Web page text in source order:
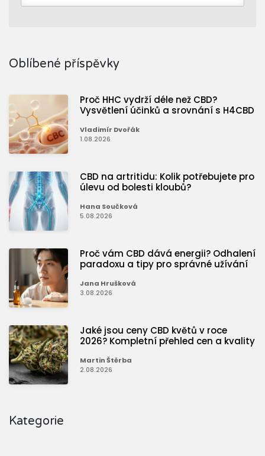
Oblíbené příspěvky
Proč HHC vydrží déle než CBD?
Vysvětlení účinků a srovnání s H4CBD
Vladimír Dvořák
1.08.2026
CBD na artritidu: Kolik potřebujete pro
úlevu od bolesti kloubů?
Hana Součková
5.08.2026
Proč vám CBD dává energii? Odhalení
paradoxu a tipy pro správné užívání
Jana Hrušková
3.08.2026
Jaké jsou ceny CBD květů v roce
2026? Kompletní přehled cen a kvality
Martin Štěrba
2.08.2026
Kategorie